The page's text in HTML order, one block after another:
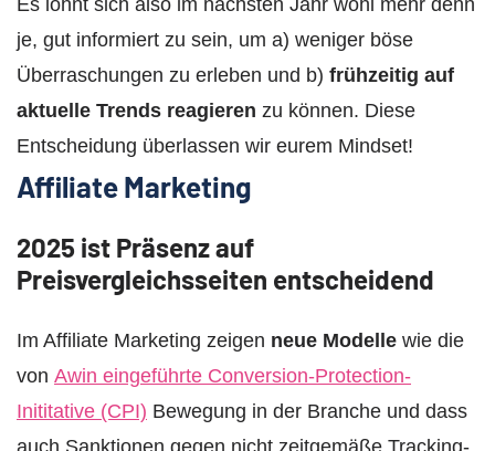
Es lohnt sich also im nächsten Jahr wohl mehr denn
je, gut informiert zu sein, um a) weniger böse
Überraschungen zu erleben und b) frühzeitig auf
aktuelle Trends reagieren zu können. Diese
Entscheidung überlassen wir eurem Mindset!
Affiliate Marketing
2025 ist Präsenz auf
Preisvergleichsseiten entscheidend
Im Affiliate Marketing zeigen neue Modelle wie die
von Awin eingeführte Conversion-Protection-
Inititative (CPI) Bewegung in der Branche und dass
auch Sanktionen gegen nicht zeitgemäße Tracking-